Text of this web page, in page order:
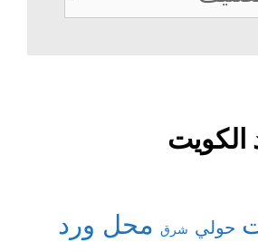
الكويت
حولي شرق محل ورد